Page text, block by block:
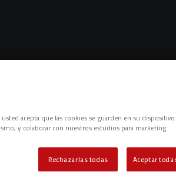
con esta. Mínimo tres caracteres.
usted acepta que las cookies se guarden en su
y colaborar con nuestros estudios para marketing.
Rechazarlas todas Aceptar